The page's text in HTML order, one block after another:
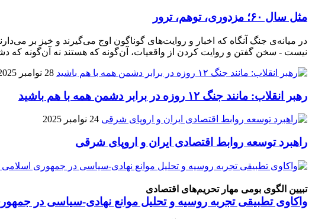
مثل سال ۶۰؛ مزدوری، توهم، ترور
در میانه‌ی جنگ آنگاه که اخبار و روایت‌های گوناگون اوج می‌گیرند و خیز
نیست - سخن گفتن و روایت کردن از واقعیات، آن‌گونه که هستند نه آن‌گونه که
28 نوامبر 2025
رهبر انقلاب: مانند جنگ ۱۲ روزه در برابر دشمن همه با هم باشید
24 نوامبر 2025
راهبرد توسعه روابط اقتصادی ایران و اروپای شرقی
تبیین الگوی بومی مهار تحریم‌های اقتصادی
واکاوی تطبیقی تجربه روسیه و تحلیل موانع نهادی-سیاسی در